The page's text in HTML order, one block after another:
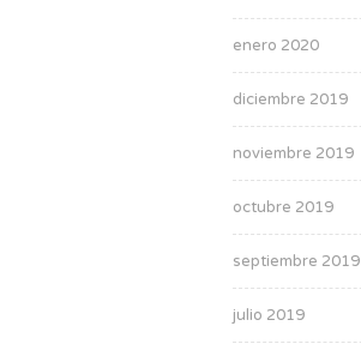
enero 2020
diciembre 2019
noviembre 2019
octubre 2019
septiembre 2019
julio 2019